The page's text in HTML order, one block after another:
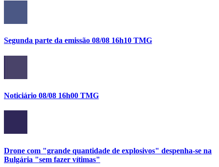
Segunda parte da emissão 08/08 16h10 TMG
Noticiário 08/08 16h00 TMG
Drone com "grande quantidade de explosivos" despenha-se na
Bulgária "sem fazer vítimas"